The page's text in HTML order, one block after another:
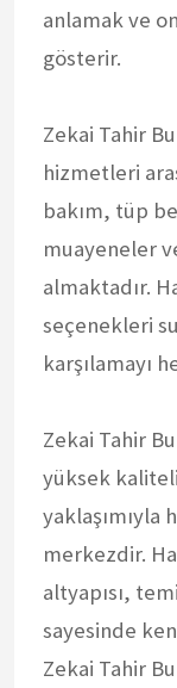
anlamak ve
gösterir.
Zekai Tahir
hizmetleri
bakım, tüp
muayeneler
almaktadır.
seçenekleri
karşılamayı
Zekai Tahir
yüksek
yaklaşımıyla
merkezdir.
altyapısı,
sayesinde
Zekai Tahir